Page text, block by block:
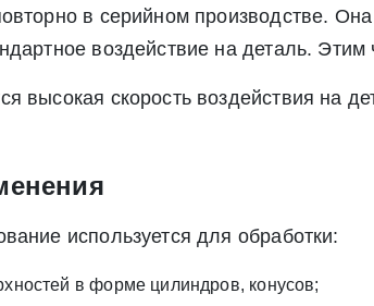
в серийном производстве.
воздействие на деталь.
высокая скорость воздействия на
используется для обработки:
в форме цилиндров, конусов;
поля для заполнения
2006 г. N 152-ФЗ «О персональных данных», а
заявку» Вы даете согласие на обработку
персональных данных», а также